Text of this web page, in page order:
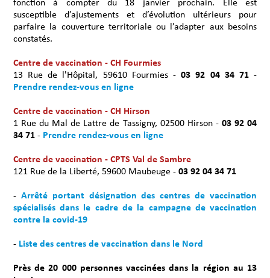
fonction à compter du 18 janvier prochain. Elle est
susceptible d’ajustements et d’évolution ultérieurs pour
parfaire la couverture territoriale ou l’adapter aux besoins
constatés.
Centre de vaccination - CH Fourmies
13 Rue de l'Hôpital, 59610 Fourmies -03 92 04 34 71-
Prendre rendez-vous en ligne
Centre de vaccination - CH Hirson
1 Rue du Mal de Lattre de Tassigny, 02500 Hirson - 03 92 04
34 71- Prendre rendez-vous en ligne
Centre de vaccination - CPTS Val de Sambre
121 Rue de la Liberté, 59600 Maubeuge - 03 92 04 34 71
- Arrêté portant désignation des centres de vaccination
spécialisés dans le cadre de la campagne de vaccination
contre la covid-19
- Liste des centres de vaccination dans le Nord
Près de 20 000 personnes vaccinées dans la région au 13